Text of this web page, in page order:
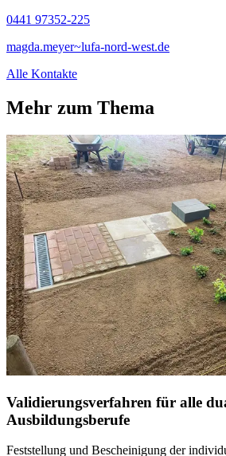
0441 97352-225
magda.meyer~lufa-nord-west.de
Alle Kontakte
Mehr zum Thema
Validierungsverfahren für alle
Ausbildungsberufe
Feststellung und Bescheinigung der